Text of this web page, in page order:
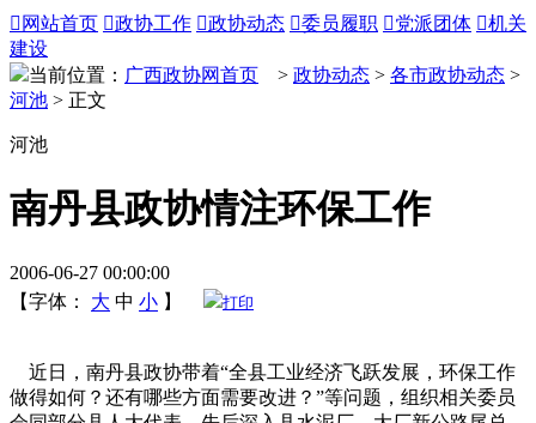
 网站首页 政协工作 政协动态 委员履职 党派团体 机关
建设
当前位置： 广西政协网首页 > 政协动态 > 各市政协动态 >
河池 > 正文
河池
南丹县政协情注环保工作
2006-06-27 00:00:00
【字体：
大 中 小 】 打印
近日，南丹县政协带着“全县工业经济飞跃发展，环保工作
做得如何？还有哪些方面需要改进？”等问题，组织相关委员